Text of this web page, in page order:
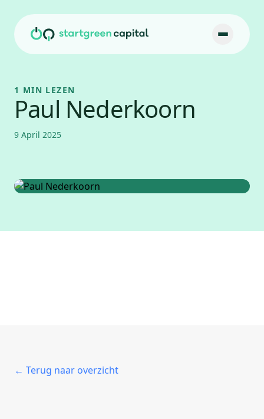
1 MIN LEZEN
Paul Nederkoorn
9 April 2025
← Terug naar overzicht